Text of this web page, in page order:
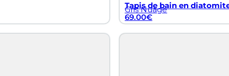
Tapis de bain en
Gris Nuage
69.00€